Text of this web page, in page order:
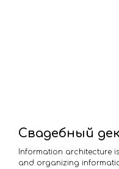
Свадебный
Information architecture
and organizing